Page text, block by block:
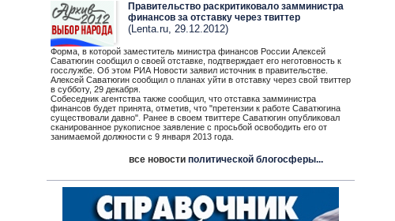
Правительство раскритиковало замминистра
финансов за отставку через твиттер
(Lenta.ru, 29.12.2012)
Форма, в которой заместитель министра финансов России Алексей
Саватюгин сообщил о своей отставке, подтверждает его неготовность к
госслужбе. Об этом РИА Новости заявил источник в правительстве.
Алексей Саватюгин сообщил о планах уйти в отставку через свой твиттер
в субботу, 29 декабря.
Собеседник агентства также сообщил, что отставка замминистра
финансов будет принята, отметив, что "претензии к работе Саватюгина
существовали давно". Ранее в своем твиттере Саватюгин опубликовал
сканированное рукописное заявление с просьбой освободить его от
занимаемой должности с 9 января 2013 года.
все новости политической блогосферы...